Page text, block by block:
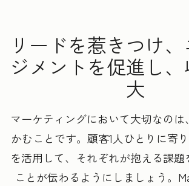
リードを惹きつけ
ジメントを促進し
大
マーケティングにおいて大切なのは
かむことです。顧客1人ひとりに寄
を活用して、それぞれが抱える課題
ことが伝わるようにしましょう。